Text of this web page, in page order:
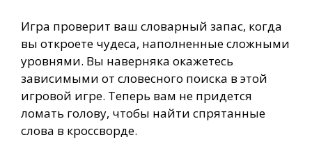
Игра проверит ваш словарный запас, когда
вы откроете чудеса, наполненные сложными
уровнями. Вы наверняка окажетесь
зависимыми от словесного поиска в этой
игровой игре. Теперь вам не придется
ломать голову, чтобы найти спрятанные
слова в кроссворде.